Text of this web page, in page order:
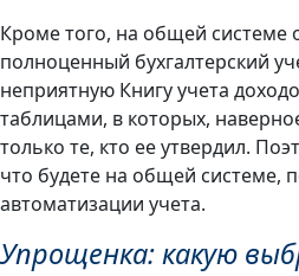
Кроме того, на общей системе
полноценный бухгалтерский
неприятную Книгу учета
таблицами, в которых,
только те, кто ее утвердил.
что будете на общей системе,
автоматизации учета.
Упрощенка: какую